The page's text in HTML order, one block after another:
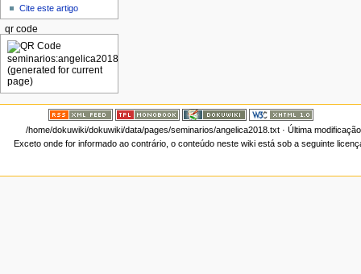
Cite este artigo
qr code
/home/dokuwiki/dokuwiki/data/pages/seminarios/angelica2018.txt· Última
Exceto onde for informado ao contrário, o conteúdo neste wiki está sob a seguinte